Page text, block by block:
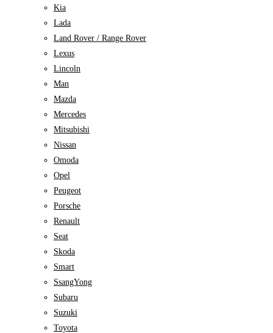
Kia
Lada
Land Rover / Range Rover
Lexus
Lincoln
Man
Mazda
Mercedes
Mitsubishi
Nissan
Omoda
Opel
Peugeot
Porsche
Renault
Seat
Skoda
Smart
SsangYong
Subaru
Suzuki
Toyota